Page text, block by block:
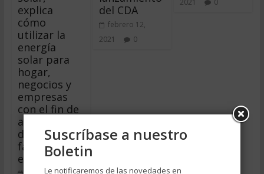
explica
cómo
utilizar la
energía
solar para
hogar,
negocios y
empresas
con el fin de
ahorrar
dinero en la
factura de
energía.
del CDA
febrero 12,
2021
0
2021 0
Suscríbase a nuestro
Boletin
Le notificaremos de las novedades en